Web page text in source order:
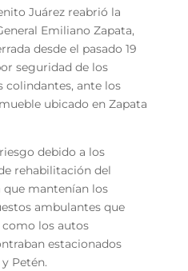
Juárez reabrió la
Emiliano Zapata,
desde el pasado 19
seguridad de los
colindantes, ante los
ubicado en Zapata
debido a los
rehabilitación del
que mantenían los
ambulantes que
los autos
estacionados
Petén.